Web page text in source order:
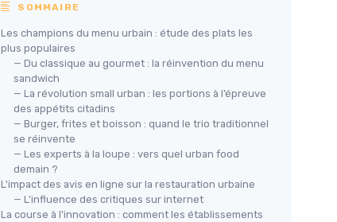
SOMMAIRE
Les champions du menu urbain : étude des plats les
plus populaires
— Du classique au gourmet : la réinvention du menu
sandwich
— La révolution small urban : les portions à l’épreuve
des appétits citadins
— Burger, frites et boisson : quand le trio traditionnel
se réinvente
— Les experts à la loupe : vers quel urban food
demain ?
L'impact des avis en ligne sur la restauration urbaine
— L'influence des critiques sur internet
La course à l'innovation : comment les établissements